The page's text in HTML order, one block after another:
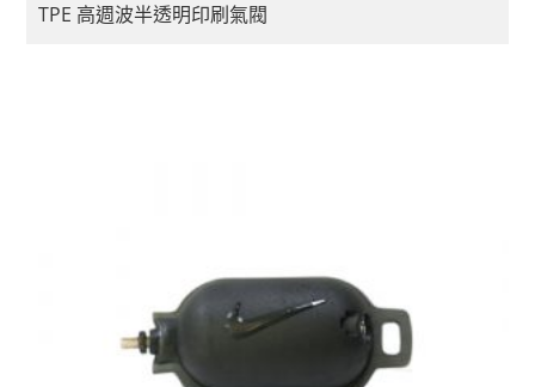
TPE 高週波半透明印刷氣閥